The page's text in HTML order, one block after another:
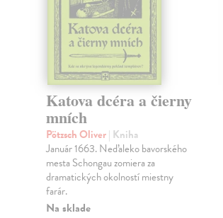
Katova dcéra a čierny
mních
Pötzsch Oliver| Kniha
Január 1663. Neďaleko bavorského
mesta Schongau zomiera za
dramatických okolností miestny
farár.
Na sklade